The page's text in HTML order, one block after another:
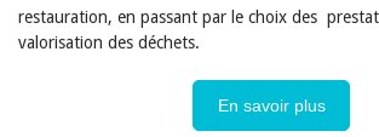
restauration, en passant par le choix des
valorisation des déchets.
En savoir plus